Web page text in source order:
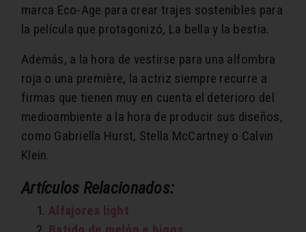
marca Eco-Age para crear trajes sostenibles para
la película que protagonizó, La bella y la bestia.
Además, a la hora de vestirse para una alfombra
roja o una première, la actriz siempre recurre a
firmas que tienen muy en cuenta el deterioro del
medioambiente a la hora de producir sus diseños,
como Gabriella Hurst, Stella McCartney o Calvin
Klein.
Artículos Relacionados:
Alfajores light